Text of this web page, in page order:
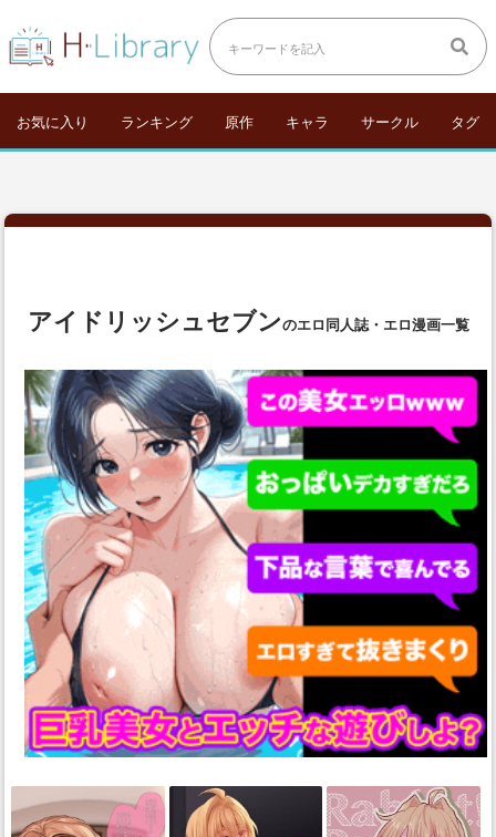
お気に入り ランキング 原作 キャラ サークル タグ
アイドリッシュセブンのエロ同人誌・エロ漫画一覧